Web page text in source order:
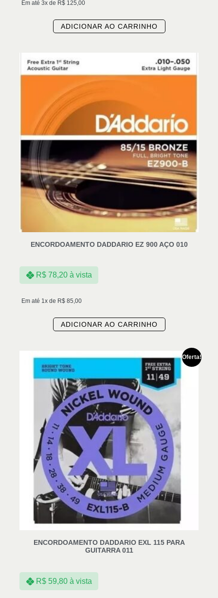
Em até 3x de R$ 125,00
ADICIONAR AO CARRINHO
ENCORDOAMENTO DADDARIO EZ 900 AÇO 010
Em até 1x de R$ 85,00
R$78,20 à vista
ADICIONAR AO CARRINHO
Oferta!
ENCORDOAMENTO DADDARIO EXL 115 PARA
GUITARRA 011
R$59,80 à vista